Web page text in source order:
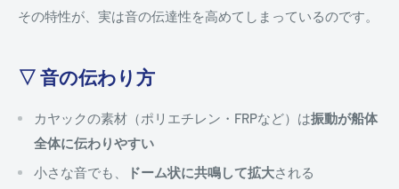
その特性が、実は音の伝達性を高めてしまっているのです。
▽ 音の伝わり方
カヤックの素材（ポリエチレン・FRPなど）は振動が船体
全体に伝わりやすい
小さな音でも、
ドーム状に共鳴して拡大される